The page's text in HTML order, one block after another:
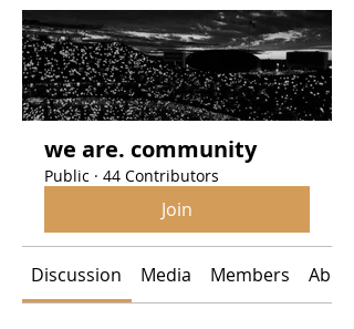
we are. community
Public · 44 Contributors
Join
Discussion Media Members About